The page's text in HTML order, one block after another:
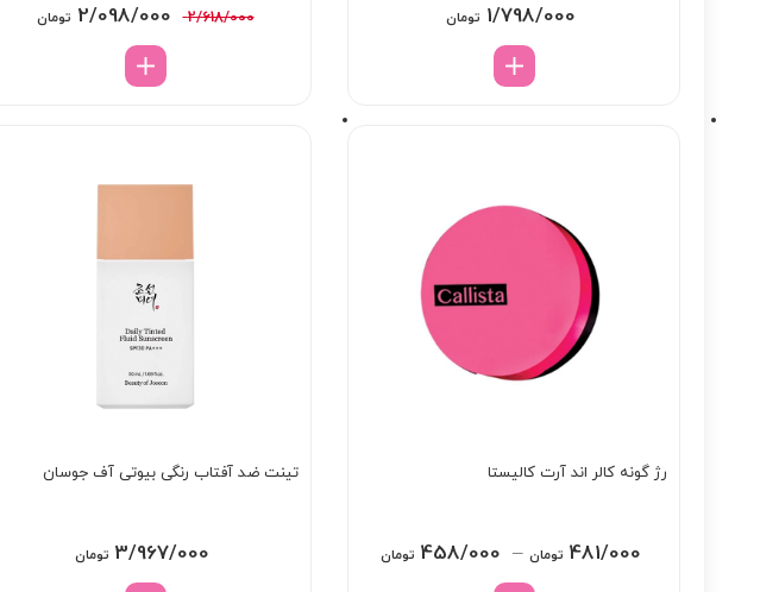
1/798/000 تومان
2/618/000
قیمت
اصلی:
2/098/000 تومانقیمت
رژ گونه کالر اند آرت کالیستا
481/000 تومان –
458/000 تومانPrice
تینت ضد آفتاب رنگی بیوتی آف جوسان
3/967/000 تومان